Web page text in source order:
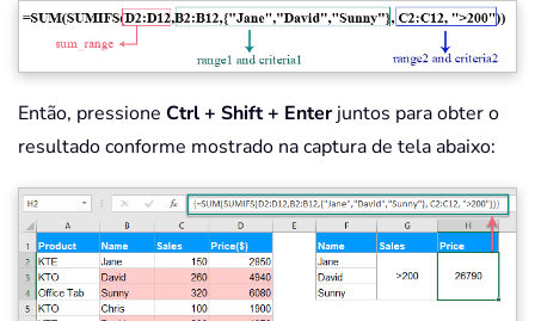
Então, pressione Ctrl + Shift + Enterjuntos para obter o
resultado conforme mostrado na captura de tela abaixo: